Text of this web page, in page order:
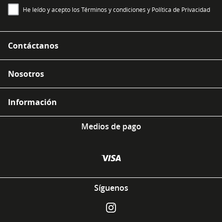
He leído y acepto los Términos y condiciones y Política de Privacidad
Contáctanos
Nosotros
Información
Medios de pago
Síguenos